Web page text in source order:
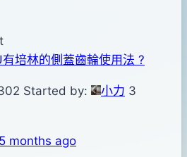
培林的側蓋齒輪使用法 ?
Started by: 小力 3
months ago